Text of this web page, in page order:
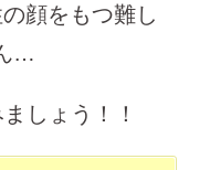
顔をもつ難し
…
しょう！！